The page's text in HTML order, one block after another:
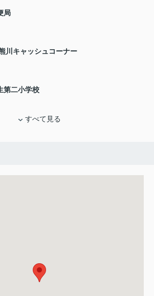
局
川キャッシュコーナー
第二小学校
すべて見る